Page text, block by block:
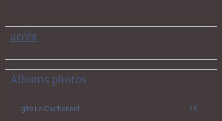
accès
Albums photos
gîte Le Charbonnel 25